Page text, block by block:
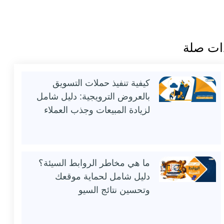
صلة
كيفية تنفيذ حملات التسويق
بالعروض الترويجية: دليل شامل
لزيادة المبيعات وجذب العملاء
ما هي مخاطر الروابط السيئة؟
دليل شامل لحماية موقعك
وتحسين نتائج السيو